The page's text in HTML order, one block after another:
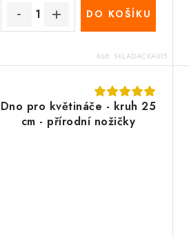
DO KOŠÍKU
Kód: SKLADACKA015
Dno pro květináče - kruh 25
cm - přírodní nožičky